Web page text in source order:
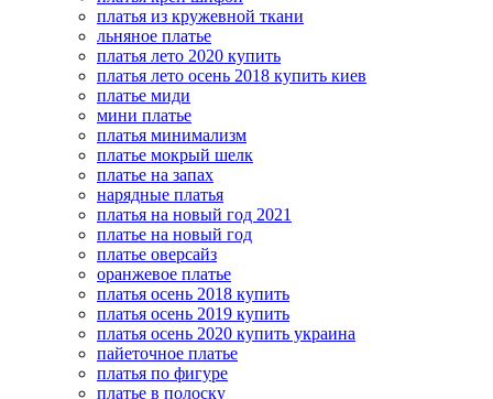
платья из кружевной ткани
льняное платье
платья лето 2020 купить
платья лето осень 2018 купить киев
платье миди
мини платье
платья минимализм
платье мокрый шелк
платье на запах
нарядные платья
платья на новый год 2021
платье на новый год
платье оверсайз
оранжевое платье
платья осень 2018 купить
платья осень 2019 купить
платья осень 2020 купить украина
пайеточное платье
платья по фигуре
платье в полоску